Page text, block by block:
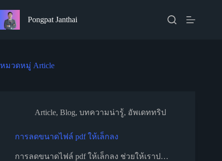
to
content
Pongpat Janthai
หมวดหมู่ Article
Article, Blog, บทความน่ารู้, อัพเดททริป
การลดขนาดไฟล์ pdf ให้เล็กลง
การลดขนาดไฟล์ pdf ให้เล็กลง ช่วยให้เราป…